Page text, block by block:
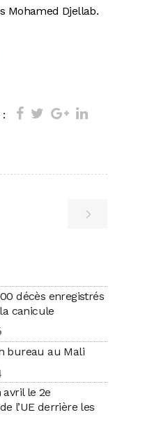
Mohamed Djellab.
décès enregistrés
canicule
bureau au Mali
avril le 2e
l’UE derrière les